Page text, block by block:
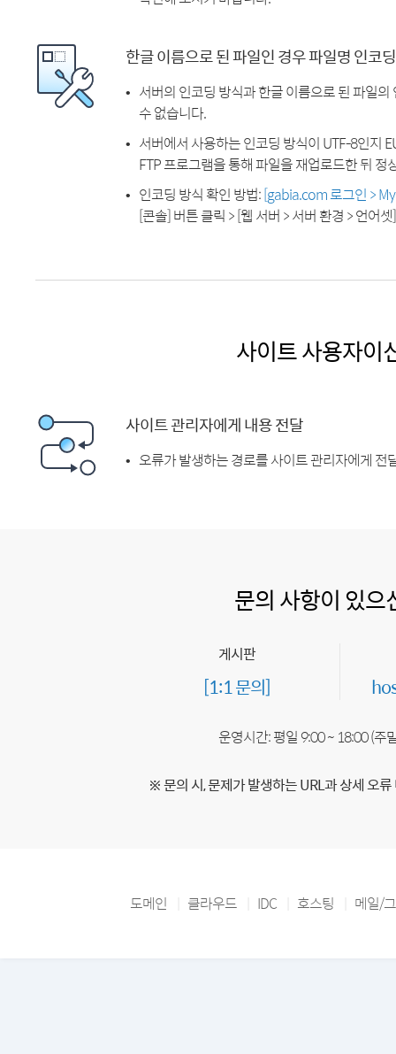
한글 이름으로 된 파일인 경우 파일명 인코
서버의 인코딩 방식과 한글 이름으로 된 파일
수 없습니다.
서버에서 사용하는 인코딩 방식이 UTF-8인지
FTP 프로그램을 통해 파일을 재업로드한 뒤
인코딩 방식 확인 방법:[gabia.com 로그인 >
[콘솔] 버튼 클릭 > [웹 서버 > 서버 환경 > 언어
사이트 사용자이
사이트 관리자에게 내용 전달
오류가 발생하는 경로를 사이트 관리자에게 전
문의 사항이 있으
게시판
[1:1 문의]
운영시간: 평일 9:00 ~ 18:00 (주
※ 문의 시, 문제가 발생하는 URL과 상세 오
도메인 클라우드 IDC 호스팅 메일/